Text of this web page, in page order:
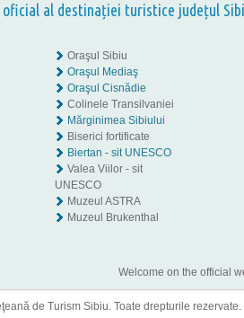
al destinației turistice județul
Oraşul Sibiu
Oraşul Mediaş
Oraşul Cisnădie
Colinele Transilvaniei
Mărginimea Sibiului
Biserici fortificate
Biertan - sit UNESCO
Valea Viilor - sit
UNESCO
Muzeul ASTRA
Muzeul Brukenthal
Welcome on the official
de Turism Sibiu. Toate drepturile rezervate.